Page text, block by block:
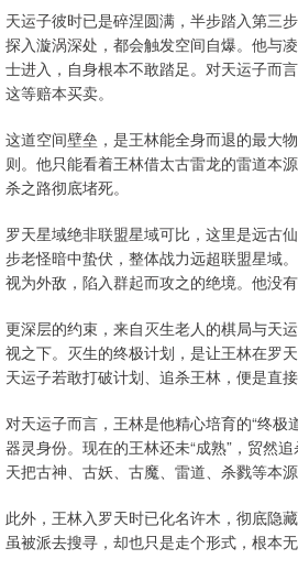
天运子彼时已是碎涅圆满，半步踏入第三
探入漩涡深处，都会触发空间自爆。他与
士进入，自身根本不敢踏足。对天运子而
这等赔本买卖。
这道空间壁垒，是王林能全身而退的最大
则。他只能看着王林借太古雷龙的雷道本
杀之路彻底堵死。
罗天星域绝非联盟星域可比，这里是远古
步老怪暗中蛰伏，整体战力远超联盟星域
视为外敌，陷入群起而攻之的绝境。他没
更深层的约束，来自灭生老人的棋局与天
视之下。灭生的终极计划，是让王林在罗
天运子若敢打破计划、追杀王林，便是直
对天运子而言，王林是他精心培育的“终
器灵身份。现在的王林还未“成熟”，贸然
天把古神、古妖、古魔、雷道、杀戮等本
此外，王林入罗天时已化名许木，彻底隐
虽被派去搜寻，却也只是走个形式，根本